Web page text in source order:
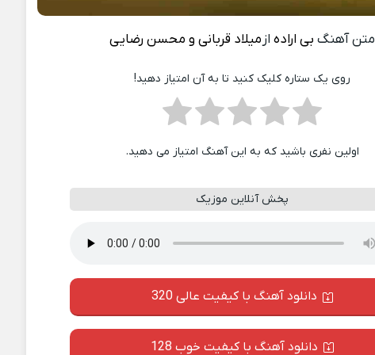
متن آهنگ بی ارادهازمیلاد قربانی و محسن رضایی
روی یک ستاره کلیک کنید تا به آن امتیاز دهید!
اولین نفری باشید که به این آهنگ امتیاز می دهید.
پخش آنلاین موزیک
دانلود آهنگ با کیفیت عالی 320
دانلود آهنگ با کیفیت خوب 128